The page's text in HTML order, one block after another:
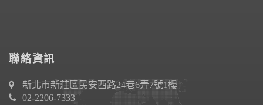
聯絡資訊
新北市新莊區民安西路24巷6弄7號1樓
02-2206-7333